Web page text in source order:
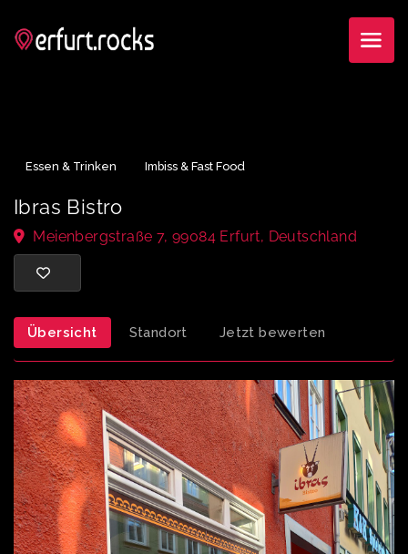
Ibras Bistro
Meienbergstraße 7, 99084 Erfurt, Deutschland
Übersicht Standort Jetzt bewerten